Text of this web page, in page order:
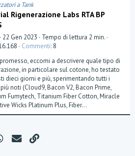
)
a Tank
Rigenerazione Labs RTA BP
22 Gen 2023
Tempo di lettura 2 min.
Commenti 8
eccomi a descrivere quale tipo di
in particolare sul cotone, ho testato
dieci giorni e più, sperimentando tutti i
noti (Cloud9, Bacon V2, Bacon Prime,
Fumytech, Titanium Fiber Cotton, Miracle
Wicks Platinum Plus, Fiber...
WhatsApp
e-mail